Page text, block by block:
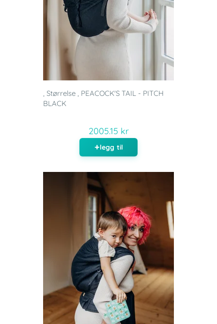
, Størrelse , PEACOCK'S TAIL - PITCH
BLACK
2005.15 kr
legg til